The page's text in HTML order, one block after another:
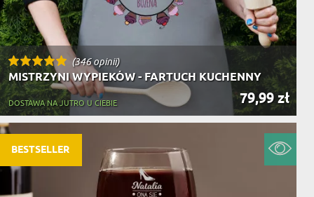
(346 opinii)
MISTRZYNI WYPIEKÓW - FARTUCH KUCHENNY
79,99 zł
DOSTAWA NA JUTRO U CIEBIE
BESTSELLER